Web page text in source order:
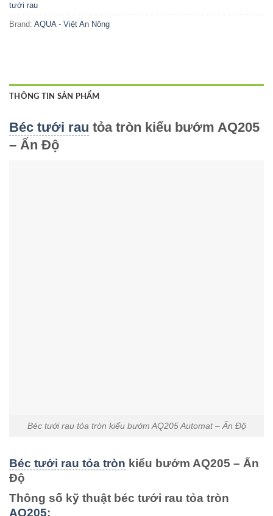
tưới rau
Brand: AQUA - Việt An Nông
THÔNG TIN SẢN PHẨM
Béc tưới rau tỏa tròn kiểu bướm AQ205
– Ấn Độ
Béc tưới rau tỏa tròn kiểu bướm AQ205 Automat – Ấn Độ
Béc tưới rau tỏa tròn kiểu bướm AQ205 – Ấn
Độ
Thông số kỹ thuật béc tưới rau tỏa tròn
AQ205: